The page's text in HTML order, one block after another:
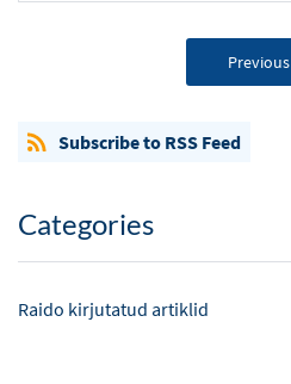
Previous
Subscribe to RSS Feed
Categories
Raido kirjutatud artiklid